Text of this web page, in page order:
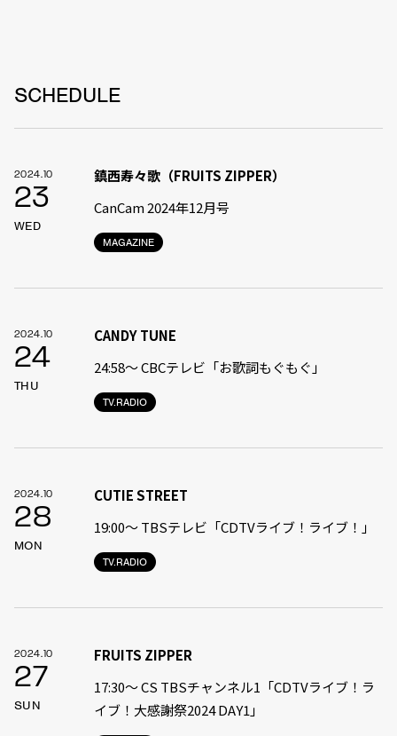
SCHEDULE
2024.10
23
WED
MAGAZINE
鎮西寿々歌（FRUITS ZIPPER）
CanCam 2024年12月号
2024.10
24
THU
TV.RADIO
CANDY TUNE
24:58〜 CBCテレビ「お歌詞もぐもぐ」
2024.10
28
MON
TV.RADIO
CUTIE STREET
19:00〜 TBSテレビ「CDTVライブ！ライブ！」
2024.10
27
SUN
FRUITS ZIPPER
17:30〜 CS TBSチャンネル1「CDTVライブ！ラ
イブ！大感謝祭2024 DAY1」